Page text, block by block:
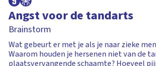
Angst voor de tandarts
Brainstorm
Wat gebeurt er met je als je naar zieke
Waarom houden je hersenen niet van de
plaatsvervangende schaamte? Hoeveel